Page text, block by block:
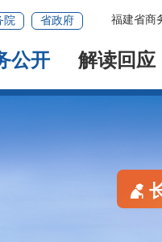
福建省商
院 省政府
公开 解读回应